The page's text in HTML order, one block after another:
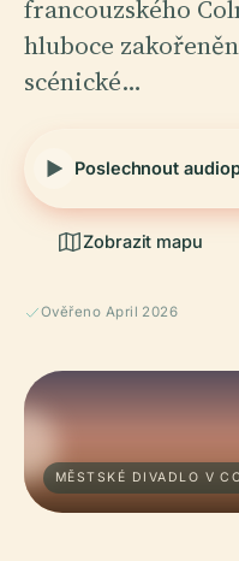
francouzského
hluboce
scénické…
Poslechnout
Zobrazit mapu
Ověřeno April 2026
MĚSTSKÉ DIVADLO V